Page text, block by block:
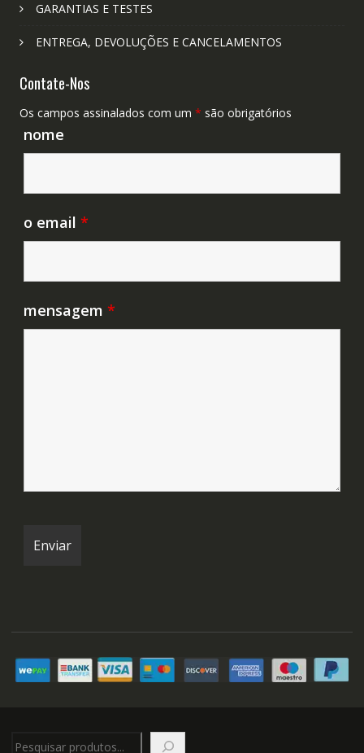
GARANTIAS E TESTES
ENTREGA, DEVOLUÇÕES E CANCELAMENTOS
Contate-Nos
Os campos assinalados com um * são obrigatórios
nome
o email *
mensagem *